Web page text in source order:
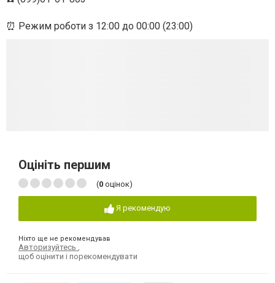
⏰ Режим роботи з 12:00 до 00:00 (23:00)
Оцініть першим
(0 оцінок)
Я рекомендую
Ніхто ще не рекомендував
Авторизуйтесь
щоб оцінити і порекомендувати